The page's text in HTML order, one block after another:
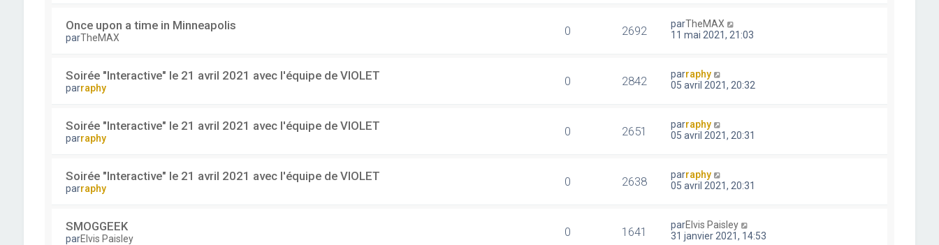
Once upon a time in Minneapolis
parTheMAX 0 2692 parTheMAX
11 mai 2021, 21:03
Soirée "Interactive" le 21 avril 2021 avec l'équipe de VIOLET
parraphy 0 2842 parraphy
05 avril 2021, 20:32
Soirée "Interactive" le 21 avril 2021 avec l'équipe de VIOLET
parraphy 0 2651 parraphy
05 avril 2021, 20:31
Soirée "Interactive" le 21 avril 2021 avec l'équipe de VIOLET
parraphy 0 2638 parraphy
05 avril 2021, 20:31
SMOGGEEK
parElvis Paisley 0 1641 parElvis Paisley
31 janvier 2021, 14:53